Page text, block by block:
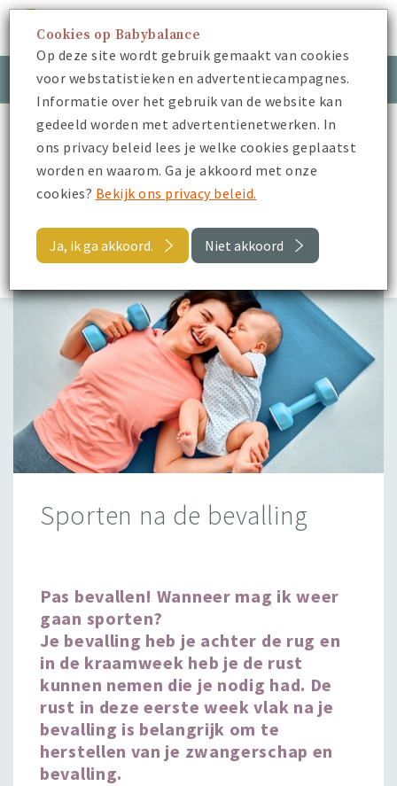
Inloggen Meld je aan
Babybalance Blogs Sporten na de bevalling
Terug
Blogs
Sporten na de bevalling
Pas bevallen! Wanneer mag ik weer
gaan sporten?
Je bevalling heb je achter de rug en
in de kraamweek heb je de rust
kunnen nemen die je nodig had. De
rust in deze eerste week vlak na je
bevalling is belangrijk om te
herstellen van je zwangerschap en
bevalling.
Cookies op Babybalance
Op deze site wordt gebruik gemaakt van cookies
voor webstatistieken en advertentiecampagnes.
Informatie over het gebruik van de website kan
gedeeld worden met advertentienetwerken. In
ons privacy beleid lees je welke cookies geplaatst
worden en waarom. Ga je akkoord met onze
cookies? Bekijk ons privacy beleid.
Ja, ik ga akkoord. Niet akkoord